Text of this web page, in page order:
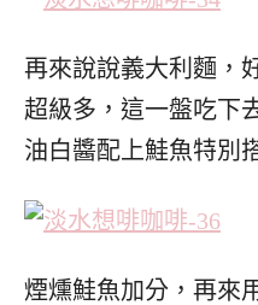
再來說說義大利麵，
超級多，這一盤吃下
油白醬配上鮭魚特別
煙燻鮭魚加分，再來